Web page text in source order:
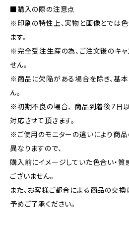
■購入の際の注意点
※印刷の特性上、実物と画像とでは
ます。
※完全受注生産の為、ご注文後のキ
せん。
※商品に欠陥がある場合を除き、基
ん。
※初期不良の場合、 商品到着後7日以
対応させて頂きます。
※ご使用のモニターの違いにより商
異なりますので、
購入前にイメージしていた色合い・
ございません。
また、お客様ご都合による商品の交換
予めご了承ください。